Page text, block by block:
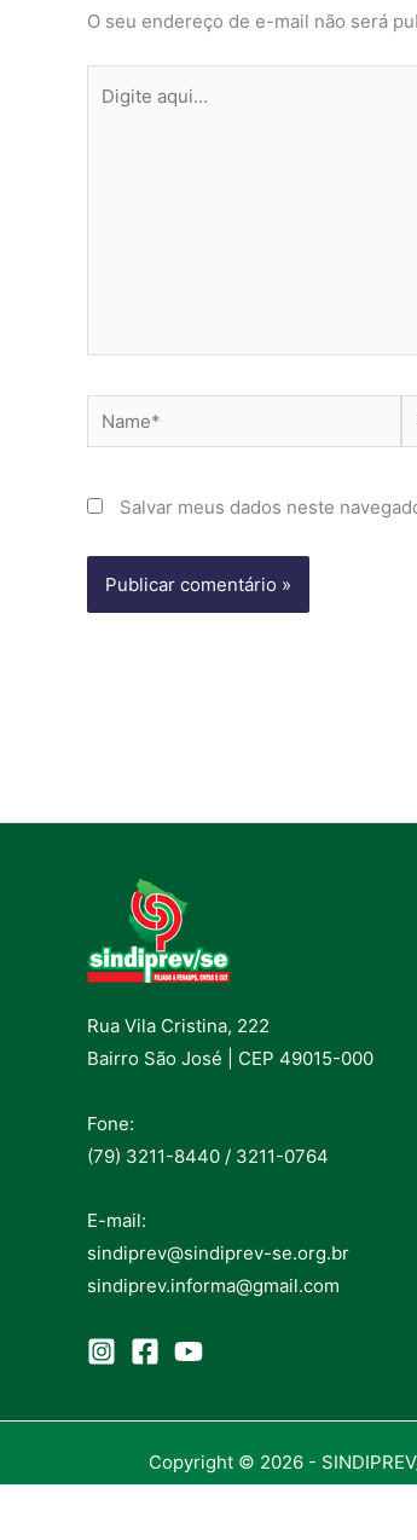
O seu endereço de e-mail não será
aqui...
Name*
Salvar meus dados neste
Rua Vila Cristina, 222
Bairro São José | CEP 49015-000
Fone:
(79) 3211-8440 / 3211-0764
E-mail:
sindiprev@sindiprev-se.org.br
sindiprev.informa@gmail.com
Copyright © 2026 -